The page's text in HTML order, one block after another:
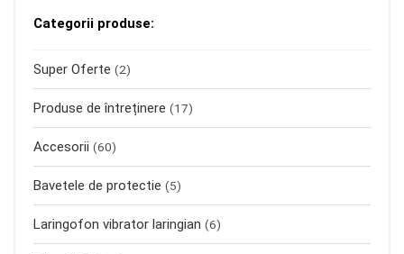
Categorii produse:
Super Oferte (2)
Produse de întreținere (17)
Accesorii (60)
Bavetele de protectie (5)
Laringofon vibrator laringian (6)